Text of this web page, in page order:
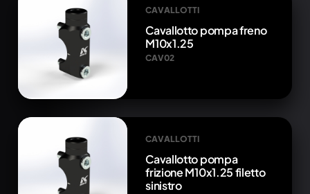
CAVALLOTTI
Cavallotto pompa freno
M10x1.25
CAV02
CAVALLOTTI
Cavallotto pompa
frizione M10x1.25 filetto
sinistro